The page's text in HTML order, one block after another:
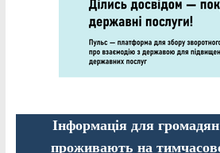
Інформація для
проживають на